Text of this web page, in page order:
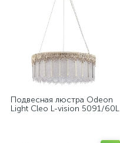
Подвесная люстра Odeon
Light Cleo L-vision 5091/60L